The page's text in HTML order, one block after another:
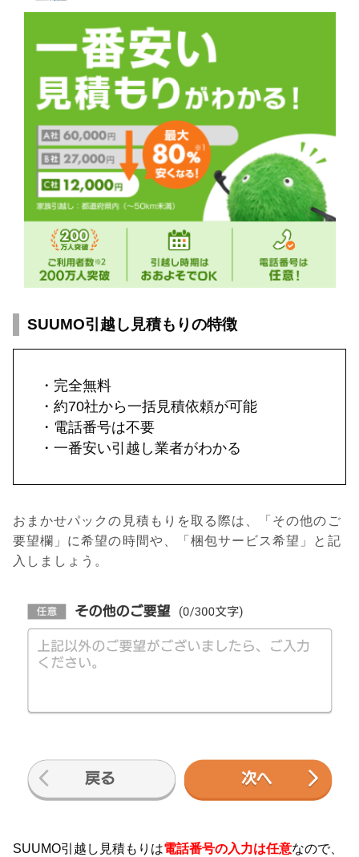
SUUMO引越し見積もりの特徴
・完全無料
・約70社から一括見積依頼が可能
・電話番号は不要
・一番安い引越し業者がわかる
おまかせパックの見積もりを取る際は、「その他のご
要望欄」に希望の時間や、「梱包サービス希望」と記
入しましょう。
SUUMO引越し見積もりは電話番号の入力は任意なので、